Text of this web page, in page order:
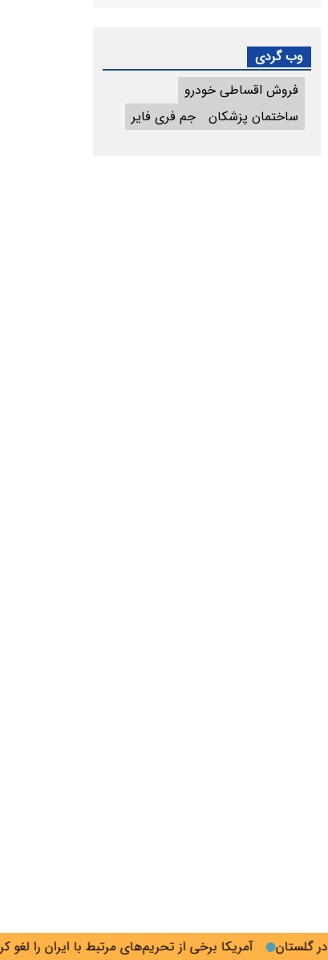
آمریکا برخی از تحریم‌های مرتبط با ایران را لغو کرد
وب گردی
فروش اقساطی خودرو
ساختمان پزشکان
جم فری فایر